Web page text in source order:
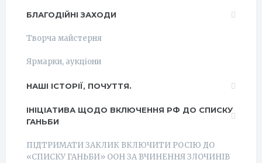
БЛАГОДІЙНІ ЗАХОДИ
Творча майстерня
Ярмарки, аукціони
НАШІ ІСТОРІЇ, ПОЧУТТЯ.
ІНІЦІАТИВА ЩОДО ВКЛЮЧЕННЯ РФ ДО СПИСКУ
ГАНЬБИ
ПІДТРИМАТИ ЗАКЛИК ВКЛЮЧИТИ РОСІЮ ДО
«СПИСКУ ГАНЬБИ» ООН ЗА ВЧИНЕННЯ ЗЛОЧИНІВ